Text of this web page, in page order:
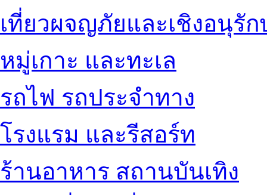
เที่ยวผจญภัยและเชิงอนุรัก
หมู่เกาะ และทะเล
รถไฟ รถประจำทาง
โรงแรม และรีสอร์ท
ร้านอาหาร สถานบันเทิง